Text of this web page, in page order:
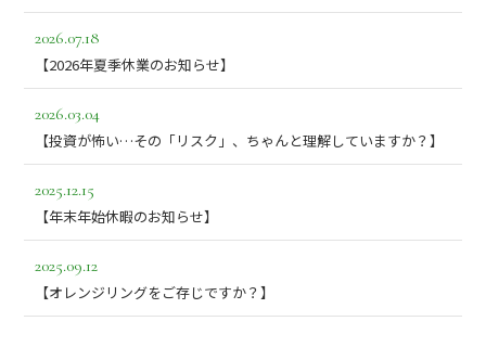
2026.07.18
【2026年夏季休業のお知らせ】
2026.03.04
【投資が怖い…その「リスク」、ちゃんと理解していますか？】
2025.12.15
【年末年始休暇のお知らせ】
2025.09.12
【オレンジリングをご存じですか？】